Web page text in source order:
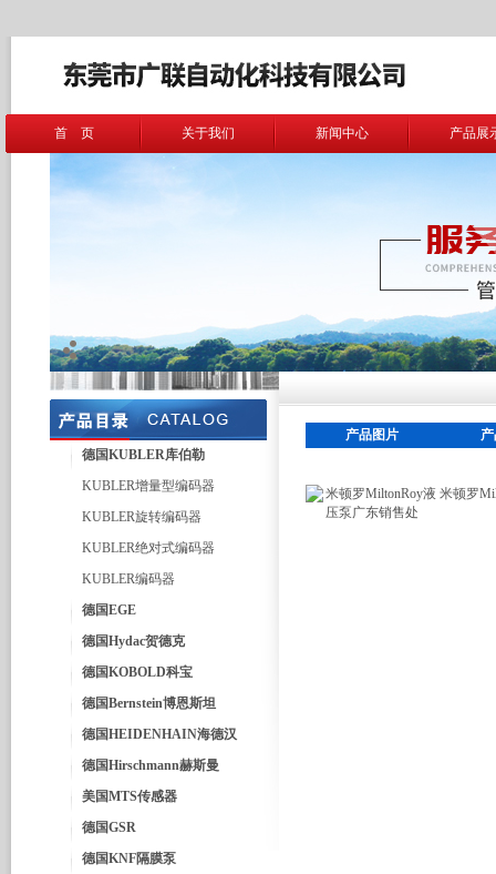
首 页 关于我们 新闻中心 产品展
德国KUBLER库伯勒
KUBLER增量型编码器
KUBLER旋转编码器
KUBLER绝对式编码器
KUBLER编码器
德国EGE
德国Hydac贺德克
德国KOBOLD科宝
德国Bernstein博恩斯坦
德国HEIDENHAIN海德汉
德国Hirschmann赫斯曼
美国MTS传感器
德国GSR
德国KNF隔膜泵
产品图片
米顿罗